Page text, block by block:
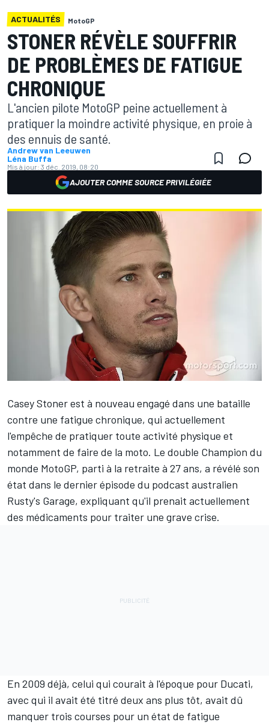
ACTUALITÉS MotoGP
STONER RÉVÈLE SOUFFRIR
DE PROBLÈMES DE FATIGUE
CHRONIQUE
L'ancien pilote MotoGP peine actuellement à
pratiquer la moindre activité physique, en proie à
des ennuis de santé.
Andrew van Leeuwen
Léna Buffa
Mis à jour: 3 déc. 2019, 08:20
AJOUTER COMME SOURCE PRIVILÉGIÉE
Casey Stonerest à nouveau engagé dans une bataille
contre une fatigue chronique, qui actuellement
l'empêche de pratiquer toute activité physique et
notamment de faire de la moto. Le double Champion du
monde MotoGP, parti à la retraite à 27 ans, a révélé son
état dans le dernier épisode du podcast australien
Rusty's Garage, expliquant qu'il prenait actuellement
des médicaments pour traiter une grave crise.
En 2009 déjà, celui qui courait à l'époque pour Ducati,
avec qui il avait été titré deux ans plus tôt, avait dû
manquer trois courses pour un état de fatigue